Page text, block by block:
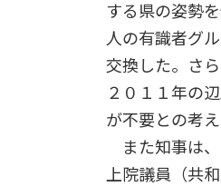
する県の姿勢
人の有識者グ
交換した。さ
２０１１年の
が不要との考
また知事は、
上院議員（共